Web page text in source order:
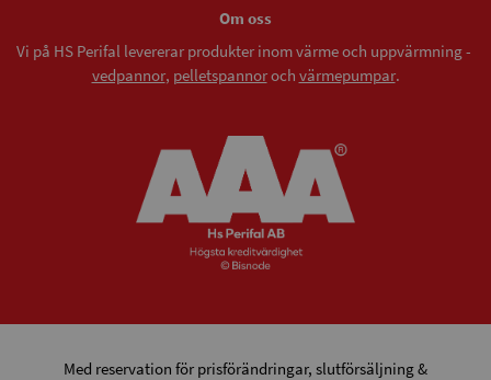
Om oss
Vi på HS Perifal levererar produkter inom värme och uppvärmning -
vedpannor, pelletspannoroch värmepumpar.
Med reservation för prisförändringar, slutförsäljning &